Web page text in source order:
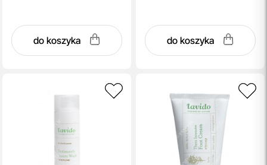
do koszyka do koszyka